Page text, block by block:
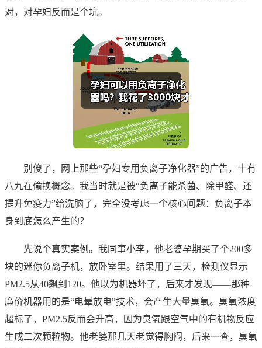
对，对孕妇反而是个坑。
别傻了，网上那些“孕妇专用负离子净化器”的广告，十有
八九在偷换概念。我当时就是被“负离子能杀菌、除甲醛、还
提升免疫力”给洗脑了，完全没考虑一个核心问题：负离子本
身到底怎么产生的？
先说个真实案例。我同事小李，他老婆孕期买了个200多
块的迷你负离子机，放卧室里。结果用了三天，检测仪显示
PM2.5从40飙到120。他以为机器坏了，后来才发现——那种
廉价机器用的是“电晕放电”技术，会产生大量臭氧。臭氧浓度
超标了，PM2.5反而会升高，因为臭氧跟空气中的有机物反应
生成二次颗粒物。他老婆那几天老觉得胸闷，后来一查，臭氧